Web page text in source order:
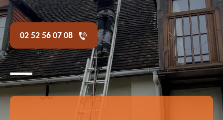
02 52 56 07 08